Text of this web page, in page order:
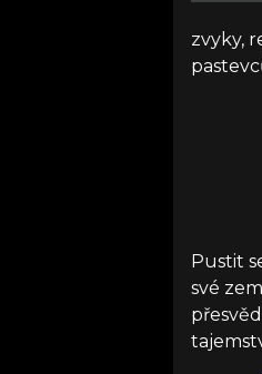
zvyky,
Pustit
své